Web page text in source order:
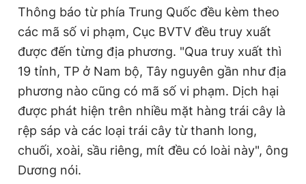
Thông báo từ phía Trung Quốc đều kèm theo
các mã số vi phạm, Cục BVTV đều truy xuất
được đến từng địa phương. "Qua truy xuất thì
19 tỉnh, TP ở Nam bộ, Tây nguyên gần như địa
phương nào cũng có mã số vi phạm. Dịch hại
được phát hiện trên nhiều mặt hàng trái cây là
rệp sáp và các loại trái cây từ thanh long,
chuối, xoài, sầu riêng, mít đều có loài này", ông
Dương nói.